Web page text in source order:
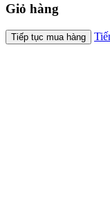
Giỏ hàng
Tiếp tục mua hàng